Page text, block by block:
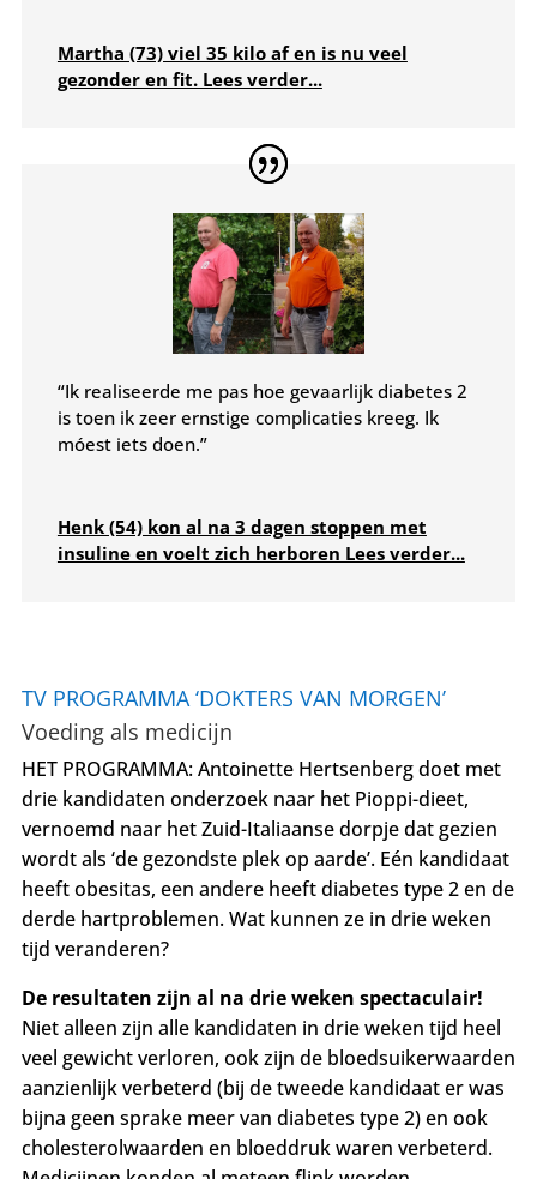
Martha (73) viel 35 kilo af en is nu veel
gezonder en fit. Lees verder...
“Ik realiseerde me pas hoe gevaarlijk diabetes 2
is toen ik zeer ernstige complicaties kreeg. Ik
móest iets doen.”
Henk (54) kon al na 3 dagen stoppen met
insuline en voelt zich herboren Lees verder...
TV PROGRAMMA ‘DOKTERS VAN MORGEN’
Voeding als medicijn
HET PROGRAMMA: Antoinette Hertsenberg doet met
drie kandidaten onderzoek naar het Pioppi-dieet,
vernoemd naar het Zuid-Italiaanse dorpje dat gezien
wordt als ‘de gezondste plek op aarde’. Eén kandidaat
heeft obesitas, een andere heeft diabetes type 2 en de
derde hartproblemen. Wat kunnen ze in drie weken
tijd veranderen?
De resultaten zijn al na drie weken spectaculair!
Niet alleen zijn alle kandidaten in drie weken tijd heel
veel gewicht verloren, ook zijn de bloedsuikerwaarden
aanzienlijk verbeterd (bij de tweede kandidaat er was
bijna geen sprake meer van diabetes type 2) en ook
cholesterolwaarden en bloeddruk waren verbeterd.